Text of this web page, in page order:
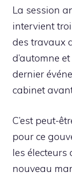
La session
intervient
des travaux
d’automne
dernier
cabinet
C’est peut-
pour ce
les
nouveau